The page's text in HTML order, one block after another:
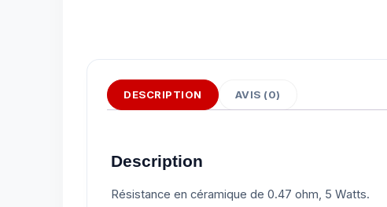
DESCRIPTION AVIS (0)
Description
Résistance en céramique de 0.47 ohm, 5 Watts.